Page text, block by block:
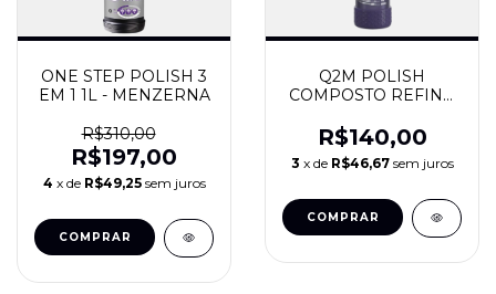
ONE STEP POLISH 3
EM 1 1L - MENZERNA
R$310,00
R$197,00
4 x de R$49,25 sem juros
Q2M POLISH
COMPOSTO REFINO
R$140,00
3 x de R$46,67 sem juros